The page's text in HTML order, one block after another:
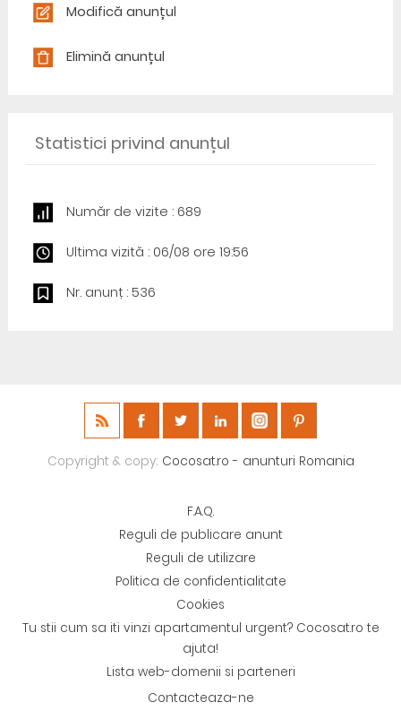
Modifică anunțul
Elimină anunțul
Statistici privind anunțul
Număr de vizite : 689
Ultima vizită : 06/08 ore 19:56
Nr. anunț : 536
Copyright & copy; Cocosat.ro - anunturi Romania
F.A.Q.
Reguli de publicare anunt
Reguli de utilizare
Politica de confidentialitate
Cookies
Tu stii cum sa iti vinzi apartamentul urgent? Cocosat.ro te
ajuta!
Lista web-domenii si parteneri
Contacteaza-ne